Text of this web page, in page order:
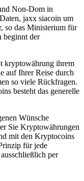
Non-Dom in
jaxx siacoin um
so das Ministerium für
beginnt der
kryptowährung ihrem
auf Ihrer Reise durch
so viele Rückfragen.
besteht das generelle
Wünsche
Sie Kryptowährungen
mit den Kryptocoins
für jede
per